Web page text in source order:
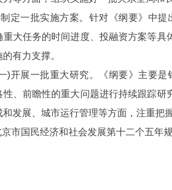
一批实施方案。针对《纲要》中提
重大任务的时间进度、投融资方案等
有力支撑。
展一批重大研究。《纲要》主要是
性、前瞻性的重大问题进行持续跟踪
和发展、城市运行管理等方面，注重把
市国民经济和社会发展第十二个五年